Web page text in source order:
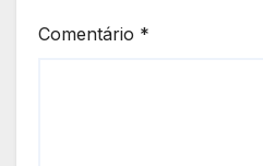
Comentário *